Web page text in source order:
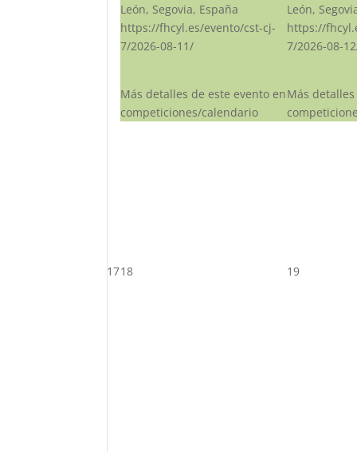
León, Segovia, España
https://fhcyl.es/evento/cst-cj-
7/2026-08-11/
Más detalles de este evento en
competiciones/calendario
León,
https://
7/2026-08-
Más
1718 19